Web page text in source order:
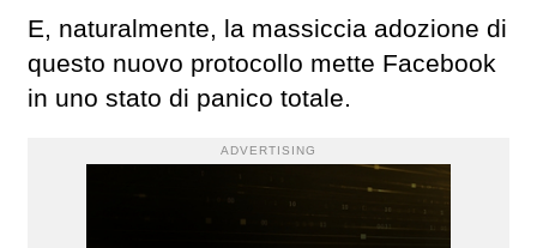
E, naturalmente, la massiccia adozione di
questo nuovo protocollo mette Facebook
in uno stato di panico totale.
ADVERTISING